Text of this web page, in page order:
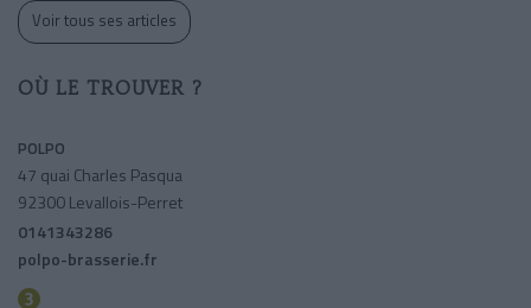
Voir tous ses articles
OÙ LE TROUVER ?
POLPO
47 quai Charles Pasqua
92300 Levallois-Perret
0141343286
polpo-brasserie.fr